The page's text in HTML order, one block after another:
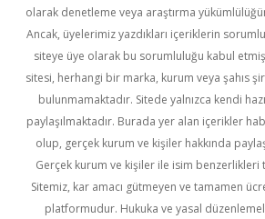
olarak denetleme veya araştırma
Ancak, üyelerimiz yazdıkları içeriklerin
siteye üye olarak bu sorumluluğu kabul
sitesi, herhangi bir marka, kurum veya şahıs
bulunmamaktadır. Sitede yalnızca kendi
paylaşılmaktadır. Burada yer alan içerikler
olup, gerçek kurum ve kişiler hakkında
Gerçek kurum ve kişiler ile isim
Sitemiz, kar amacı gütmeyen ve tamamen
platformudur. Hukuka ve yasal